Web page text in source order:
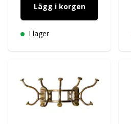
Lägg i korgen
I lager